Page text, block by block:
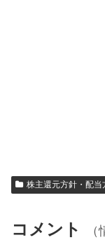
株主還元方針・配当
コメント